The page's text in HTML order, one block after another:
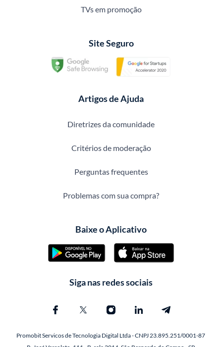
TVs em promoção
Site Seguro
Artigos de Ajuda
Diretrizes da comunidade
Critérios de moderação
Perguntas frequentes
Problemas com sua compra?
Baixe o Aplicativo
Siga nas redes sociais
Promobit Servicos de Tecnologia Digital Ltda - CNPJ 23.895.251/0001-87